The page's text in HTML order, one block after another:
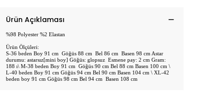
Ürün Açıklaması
%98 Polyester %2 Elastan
Ürün Ölçüleri:
S-36 beden Boy 91 cm Göğüs 88 cm Bel 86 cm Basen 98 cm Astar
durumu: astarsız[mini boy] Göğüs: glopsuz Esmene pay: 2 cm Gram:
188 ı\ M-38 beden Boy 91 cm Göğüs 90 cm Bel 88 cm Basen 100 cm \
L-40 beden Boy 91 cm Göğüs 94 cm Bel 90 cm Basen 104 cm \ XL-42
beden boy 91 cm Göğüs 98 cm Bel 94 cm Basen 108 cm